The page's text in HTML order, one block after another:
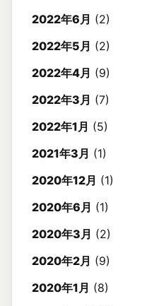
2022年6月 (2)
2022年5月 (2)
2022年4月 (9)
2022年3月 (7)
2022年1月 (5)
2021年3月 (1)
2020年12月 (1)
2020年6月 (1)
2020年3月 (2)
2020年2月 (9)
2020年1月 (8)